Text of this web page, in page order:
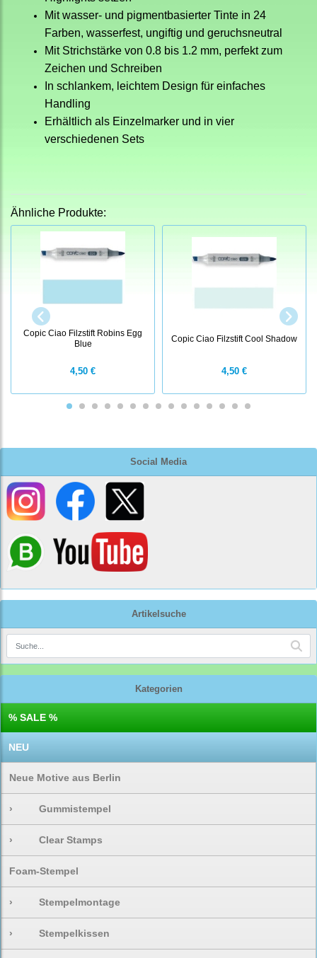
Social Media
Artikelsuche
Kategorien
% SALE %
NEU
Neue Motive aus Berlin
› Gummistempel
› Clear Stamps
Foam-Stempel
› Stempelmontage
› Stempelkissen
Mit wasser- und pigmentbasierter Tinte in 24
Farben, wasserfest, ungiftig und geruchsneutral
Mit Strichstärke von 0.8 bis 1.2 mm, perfekt zum
Zeichen und Schreiben
In schlankem, leichtem Design für einfaches
Handling
Erhältlich als Einzelmarker und in vier
verschiedenen Sets
Ähnliche Produkte:
Copic Ciao Filzstift Robins Egg
Blue
4,50 €
Copic Ciao Filzstift Cool Shadow
4,50 €